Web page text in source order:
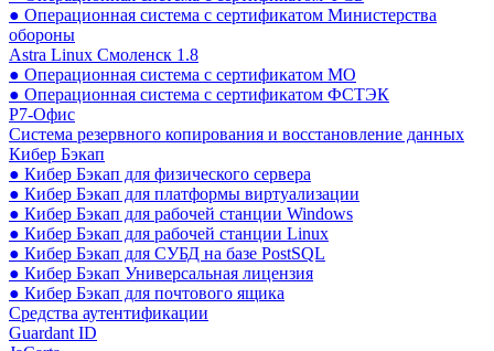
● Операционная система с сертификатом Министерства
обороны
Astra Linux Смоленск 1.8
● Операционная система с сертификатом МО
● Операционная система с сертификатом ФСТЭК
Р7-Офис
Система резервного копирования и восстановление данных
Кибер Бэкап
● Кибер Бэкап для физического сервера
● Кибер Бэкап для платформы виртуализации
● Кибер Бэкап для рабочей станции Windows
● Кибер Бэкап для рабочей станции Linux
● Кибер Бэкап для СУБД на базе PostSQL
● Кибер Бэкап Универсальная лицензия
● Кибер Бэкап для почтового ящика
Средства аутентификации
Guardant ID